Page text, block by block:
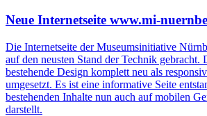
Neue Internetseite www.mi-
Die Internetseite der Museumsinitiative
auf den neusten Stand der Technik gebracht.
bestehende Design komplett neu als
umgesetzt. Es ist eine informative Seite
bestehenden Inhalte nun auch auf mobilen
darstellt.